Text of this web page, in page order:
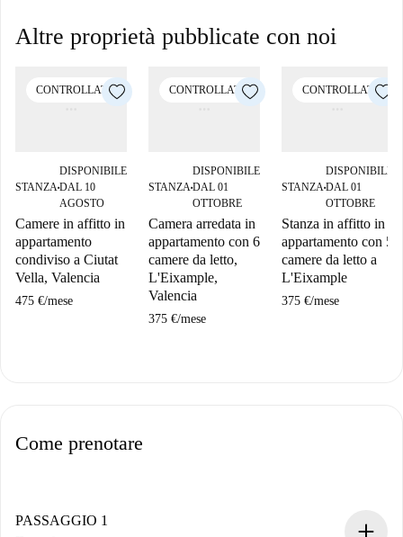
Altre proprietà pubblicate con noi
CONTROLLATO
STANZA■
DISPONIBILE
DAL 10
AGOSTO
Camere in affitto in
appartamento
condiviso a Ciutat
Vella, Valencia
475 €/mese
CONTROLLATO
STANZA■
DISPONIBILE
DAL 01
OTTOBRE
Camera arredata in
appartamento con 6
camere da letto,
L'Eixample,
Valencia
375 €/mese
CONTROLLATO
STANZA■
DISPONIBILE
DAL 01
OTTOBRE
Stanza in affitto in
appartamento con 5
camere da letto a
L'Eixample
375 €/mese
Come prenotare
PASSAGGIO 1